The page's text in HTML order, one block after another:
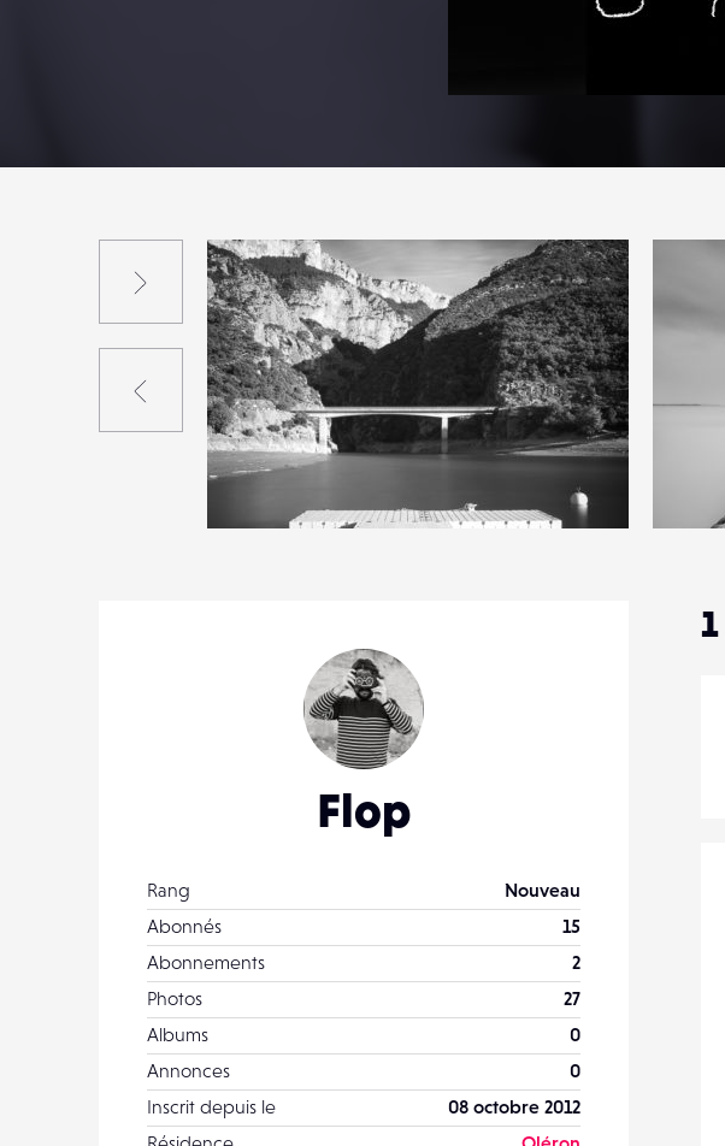
15
Suivant
Précédent
Flop
Rang
Nouveau
Abonnés
15
Abonnements
2
Photos
27
Albums
0
Annonces
0
Inscrit depuis le
08 octobre 2012
1